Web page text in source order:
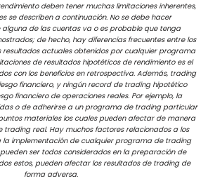
deben tener muchas limitaciones inherentes,
se describen a continuación. No se debe hacer
de las cuentas va o es probable que tenga
de hecho, hay diferencias frecuentes entre los
resultados actuales obtenidos por cualquier programa
de resultados hipotéticos de rendimiento es el
con los beneficios en retrospectiva. Además, trading
financiero, y ningún record de trading hipotético
financiero de operaciones reales. Por ejemplo, la
o de adherirse a un programa de trading particular
materiales los cuales pueden afectar de manera
trading real. Hay muchos factores relacionados a los
la implementación de cualquier programa de trading
ser todos considerados en la preparación de
estos, pueden afectar los resultados de trading de
forma adversa.